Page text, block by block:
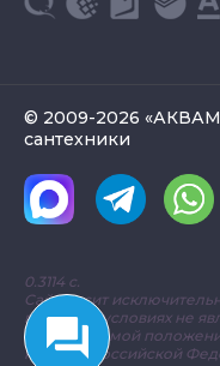
© 2009-2026
сантехники
0.3114 с.
Сайт носит
при каких условиях не
определяемой
кодекса Российской